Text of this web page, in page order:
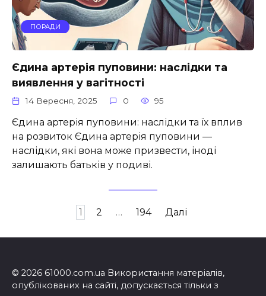
ПОРАДИ
Єдина артерія пуповини: наслідки та
виявлення у вагітності
14 Вересня, 2025 0 95
Єдина артерія пуповини: наслідки та їх вплив
на розвиток Єдина артерія пуповини —
наслідки, які вона може призвести, іноді
залишають батьків у подиві.
1 2 … 194 Далі
© 2026 61000.com.ua Використання матеріалів,
опублікованих на сайті, допускається тільки з